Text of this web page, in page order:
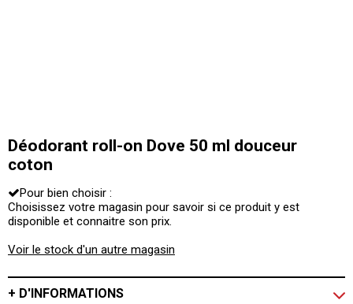
Déodorant roll-on Dove 50 ml douceur
coton
Pour bien choisir :
Choisissez votre magasin pour savoir si ce produit y est
disponible et connaitre son prix.
Voir le stock d'un autre magasin
+ D'INFORMATIONS